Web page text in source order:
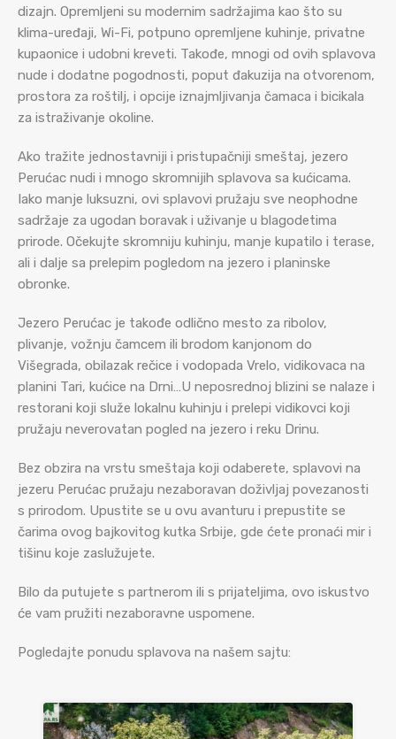
dizajn. Opremljeni su modernim sadržajima kao što su
klima-uređaji, Wi-Fi, potpuno opremljene kuhinje, privatne
kupaonice i udobni kreveti. Takođe, mnogi od ovih splavova
nude i dodatne pogodnosti, poput đakuzija na otvorenom,
prostora za roštilj, i opcije iznajmljivanja čamaca i bicikala
za istraživanje okoline.
Ako tražite jednostavniji i pristupačniji smeštaj, jezero
Perućac nudi i mnogo skromnijih splavova sa kućicama.
Iako manje luksuzni, ovi splavovi pružaju sve neophodne
sadržaje za ugodan boravak i uživanje u blagodetima
prirode. Očekujte skromniju kuhinju, manje kupatilo i terase,
ali i dalje sa prelepim pogledom na jezero i planinske
obronke.
Jezero Perućac je takođe odlično mesto za ribolov,
plivanje, vožnju čamcem ili brodom kanjonom do
Višegrada, obilazak rečice i vodopada Vrelo, vidikovaca na
planini Tari, kućice na Drni…U neposrednoj blizini se nalaze i
restorani koji služe lokalnu kuhinju i prelepi vidikovci koji
pružaju neverovatan pogled na jezero i reku Drinu.
Bez obzira na vrstu smeštaja koji odaberete, splavovi na
jezeru Perućac pružaju nezaboravan doživljaj povezanosti
s prirodom. Upustite se u ovu avanturu i prepustite se
čarima ovog bajkovitog kutka Srbije, gde ćete pronaći mir i
tišinu koje zaslužujete.
Bilo da putujete s partnerom ili s prijateljima, ovo iskustvo
će vam pružiti nezaboravne uspomene.
Pogledajte ponudu splavova na našem sajtu: